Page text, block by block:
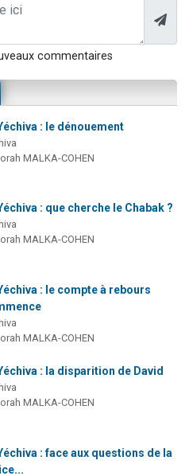
commentaires
: le dénouement
MALKA-COHEN
: que cherche le Chabak ?
MALKA-COHEN
: le compte à rebours
MALKA-COHEN
: la disparition de David
MALKA-COHEN
: face aux questions de la